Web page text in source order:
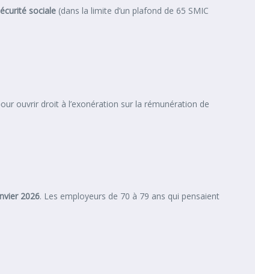
sociale (dans la limite d’un plafond de 65 SMIC
ouvrir droit à l’exonération sur la rémunération de
2026. Les employeurs de 70 à 79 ans qui pensaient